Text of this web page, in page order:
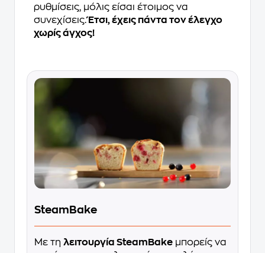
ρυθμίσεις, μόλις είσαι έτοιμος να
συνεχίσεις.Έτσι, έχεις πάντα τον έλεγχο
χωρίς άγχος!
SteamBake
Με τη λειτουργία SteamBake μπορείς να